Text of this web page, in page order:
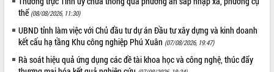
Trình diễn nghệ thuật chế biến các
Đắk Lắk công bố Quy hoạch và xúc
tiến đầu tư tỉnh
Ngành cá ngừ Đắk Lắk chủ động thích
thể (08/08/2026, 11:30)
UBND tỉnh làm việc với Chủ đầu tư dự án Đầu tư xây dựng và kinh doanh
kết cấu hạ tầng Khu công nghiệp Phú Xuân (07/08/2026, 19:47)
Rà soát hiệu quả ứng dụng các đề tài khoa học và công nghệ, thúc đẩy